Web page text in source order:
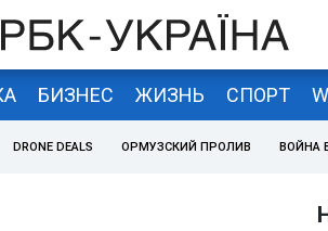
БИЗНЕС ЖИЗНЬ СПОРТ
DRONE DEALS ОРМУЗСКИЙ ПРОЛИВ ВОЙНА